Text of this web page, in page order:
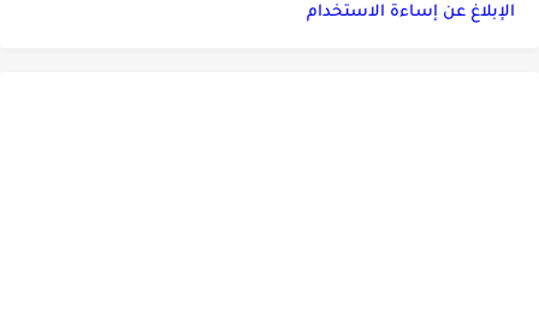
الإبلاغ عن إساءة الاستخدام